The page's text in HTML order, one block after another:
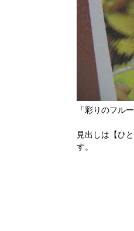
「彩りのフル
見出しは【ひ
す。